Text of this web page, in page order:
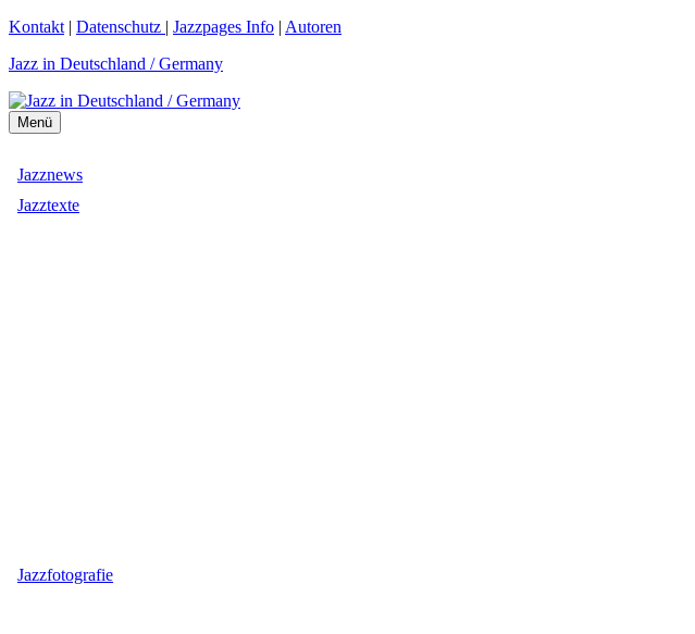
Zum
springen
Kontakt | Datenschutz | Jazzpages Info | Autoren
Jazz in Deutschland / Germany
Menü
Jazznews
Jazztexte
Jazzfotografie